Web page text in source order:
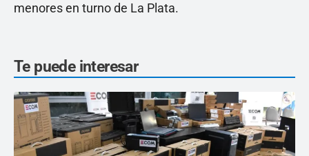
menores en turno de La Plata.
Te puede interesar